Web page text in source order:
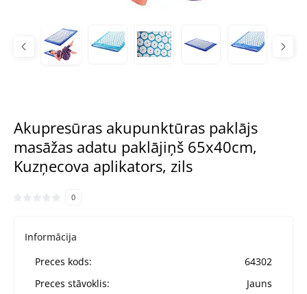
Akupresūras akupunktūras paklājs
masāžas adatu paklājiņš 65x40cm,
Kuzņecova aplikators, zils
0
Informācija
Preces kods:
64302
Preces stāvoklis:
Jauns